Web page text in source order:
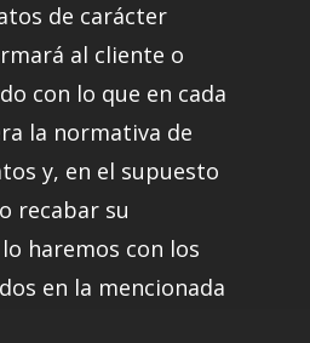
de carácter
al cliente o
con lo que en cada
la normativa de
y, en el supuesto
recabar su
haremos con los
en la mencionada